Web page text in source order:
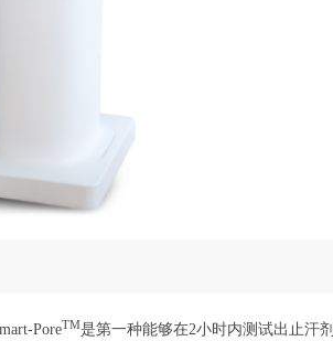
PoreTM是第一种能够在2小时内测试出止汗